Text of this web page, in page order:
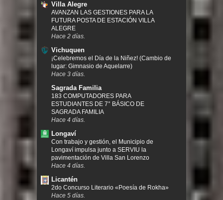
Villa Alegre
AVANZAN LAS GESTIONES PARA LA
FUTURA POSTA DE ESTACIÓN VILLA
ALEGRE
Hace 2 días.
Vichuquen
¡Celebremos el Día de la Niñez! (Cambio de
lugar: Gimnasio de Aquelarre)
Hace 3 días.
Sagrada Familia
183 COMPUTADORES PARA
ESTUDIANTES DE 7° BÁSICO DE
SAGRADA FAMILIA
Hace 4 días.
Longaví
Con trabajo y gestión, el Municipio de
Longaví impulsa junto a SERVIU la
pavimentación de Villa San Lorenzo
Hace 4 días.
Licantén
2do Concurso Literario «Poesía de Rokha»
Hace 5 días.